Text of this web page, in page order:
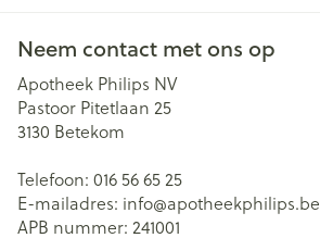
Neem contact met ons op
Apotheek Philips NV
Pastoor Pitetlaan 25
3130 Betekom
Telefoon: 016 56 65 25
E-mailadres: info@apotheekphilips.be
APB nummer: 241001